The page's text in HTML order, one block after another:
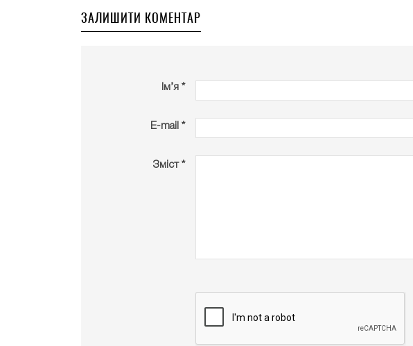
ЗАЛИШИТИ КОМЕНТАР
Ім’я *
E-mail *
Зміст *